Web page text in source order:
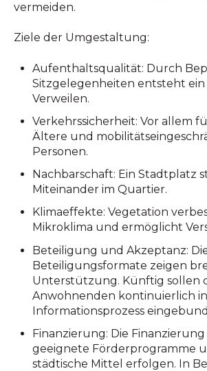
vermeiden.
Ziele der Umgestaltung:
Aufenthaltsqualität: Durch
Sitzgelegenheiten entsteht
Verweilen.
Verkehrssicherheit: Vor allem
Ältere und
Personen.
Nachbarschaft: Ein Stadtplatz
Miteinander im Quartier.
Klimaeffekte: Vegetation
Mikroklima und ermöglicht
Beteiligung und Akzeptanz:
Beteiligungsformate zeigen
Unterstützung. Künftig sollen
Anwohnenden kontinuierlich
Informationsprozess
Finanzierung: Die
geeignete Förderprogramme
städtische Mittel erfolgen. In